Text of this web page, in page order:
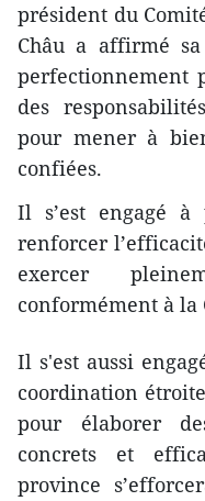
président du
Châu a affirmé
perfectionnement
des
pour mener à
confiées.
Il s’est engagé à
renforcer
exercer
conformément à la
Il s'est aussi
coordination
pour élaborer
concrets et
province